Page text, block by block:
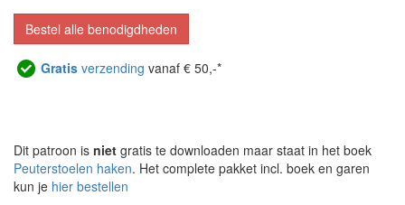
Bestel alle benodigdheden
Gratis verzending vanaf € 50,-*
Dit patroon is niet gratis te downloaden maar staat in het boek
Peuterstoelen haken. Het complete pakket incl. boek en garen
kun je hier bestellen